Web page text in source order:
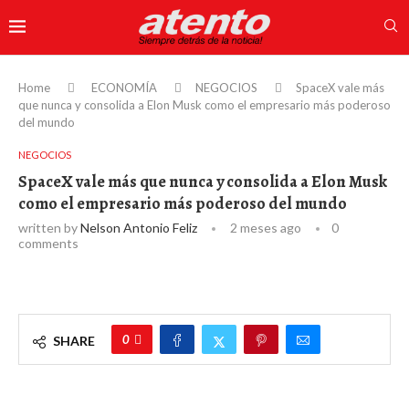
Home ECONOMÍA NEGOCIOS
SpaceX vale más
que nunca y consolida a Elon Musk como el empresario más poderoso
del mundo
NEGOCIOS
SpaceX vale más que nunca y consolida a Elon Musk
como el empresario más poderoso del mundo
written byNelson Antonio Feliz 2 meses ago
0
comments
SHARE 0